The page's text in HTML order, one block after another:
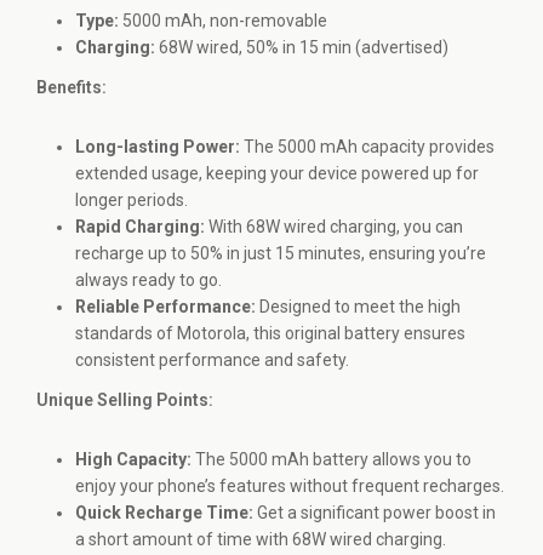
Type: 5000 mAh, non-removable
Charging: 68W wired, 50% in 15 min (advertised)
Benefits:
Long-lasting Power: The 5000 mAh capacity provides
extended usage, keeping your device powered up for
longer periods.
Rapid Charging: With 68W wired charging, you can
recharge up to 50% in just 15 minutes, ensuring you’re
always ready to go.
Reliable Performance: Designed to meet the high
standards of Motorola, this original battery ensures
consistent performance and safety.
Unique Selling Points:
High Capacity: The 5000 mAh battery allows you to
enjoy your phone’s features without frequent recharges.
Quick Recharge Time: Get a significant power boost in
a short amount of time with 68W wired charging.